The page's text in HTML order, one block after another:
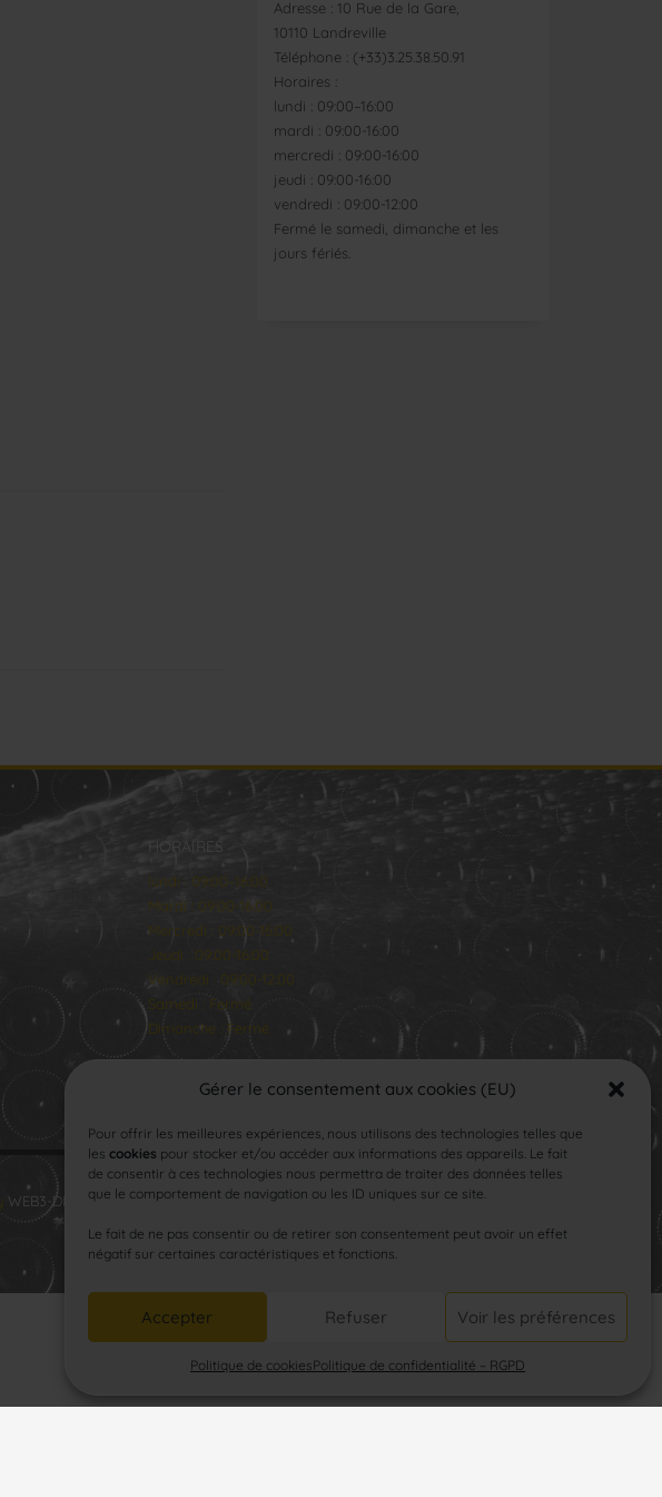
Gérer le consentement aux cookies (EU)
Pour offrir les meilleures expériences, nous utilisons des technologies telles que
les cookies pour stocker et/ou accéder aux informations des appareils. Le fait
de consentir à ces technologies nous permettra de traiter des données telles
que le comportement de navigation ou les ID uniques sur ce site.
Le fait de ne pas consentir ou de retirer son consentement peut avoir un effet
négatif sur certaines caractéristiques et fonctions.
Accepter Refuser Voir les préférences
Politique de cookiesPolitique de confidentialité – RGPD
Adresse : 10 Rue de la Gare,
10110 Landreville
Téléphone : (+33)3.25.38.50.91
Horaires :
lundi : 09:00–16:00
mardi : 09:00-16:00
mercredi : 09:00-16:00
jeudi : 09:00-16:00
vendredi : 09:00-12:00
Fermé le samedi, dimanche et les
jours fériés.
HORAIRES
lundi : 09:00–16:00
Mardi : 09:00-16:00
Mercredi : 09:00-16:00
Jeudi : 09:00-16:00
Vendredi : 09:00-12:00
Samedi : Fermé
Dimanche : Fermé
WEB3-DESIGN.